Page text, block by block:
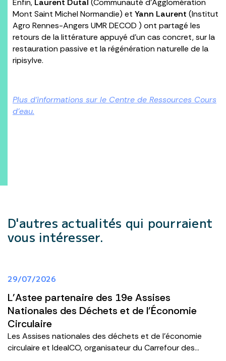
Enfin, Laurent Dutal (Communauté d’Agglomération
Mont Saint Michel Normandie) et Yann Laurent (Institut
Agro Rennes-Angers UMR DECOD ) ont partagé les
retours de la littérature appuyé d’un cas concret, sur la
restauration passive et la régénération naturelle de la
ripisylve.
Plus d’informations sur le Centre de Ressources Cours
d’eau.
D'autres actualités qui pourraient
vous intéresser.
29/07/2026
L'Astee partenaire des 19e Assises
Nationales des Déchets et de l’Économie
Circulaire
Les Assises nationales des déchets et de l’économie
circulaire et IdealCO, organisateur du Carrefour des...